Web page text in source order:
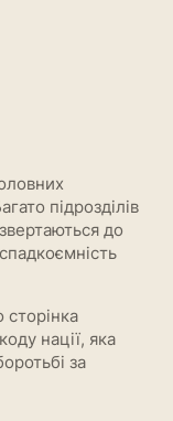
підрозділів
до
сторінка
нації, яка
за